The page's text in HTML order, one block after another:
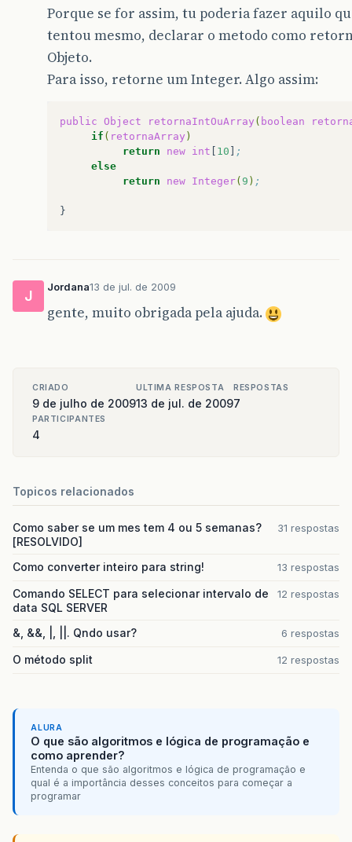
Porque se for assim, tu poderia fazer aquilo
tentou mesmo, declarar o metodo como
Objeto.
Para isso, retorne um Integer. Algo assim:
public Object retornaIntOuArray ( boolean
if ( retornaArray )
return
new int 10
;
else
return
new Integer( 9 ) ;
J
Jordana13 de jul. de 2009
gente, muito obrigada pela ajuda.
CRIADO
9 de julho de 2009
ULTIMA RESPOSTA
13 de jul. de 2009
RESPOSTAS
7
PARTICIPANTES
4
Topicos relacionados
Como saber se um mes tem 4 ou 5 semanas?
[RESOLVIDO]
31 respostas
Como converter inteiro para string! 13 respostas
Comando SELECT para selecionar intervalo de
data SQL SERVER
12 respostas
&, &&, |, ||. Qndo usar? 6 respostas
O método split 12 respostas
ALURA
O que são algoritmos e lógica de programação e
como aprender?
Entenda o que são algoritmos e lógica de programação e
qual é a importância desses conceitos para começar a
programar